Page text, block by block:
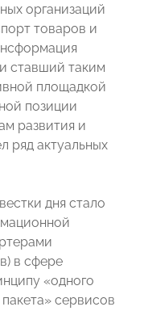
организаций
товаров и
ставший таким
площадкой
позиции
развития и
ряд актуальных
дня стало
в сфере
«одного
сервисов